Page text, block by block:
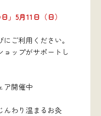
」5月11日（日）
ご利用ください。
ョップがサポートし
ア開催中
んわり温まるお灸